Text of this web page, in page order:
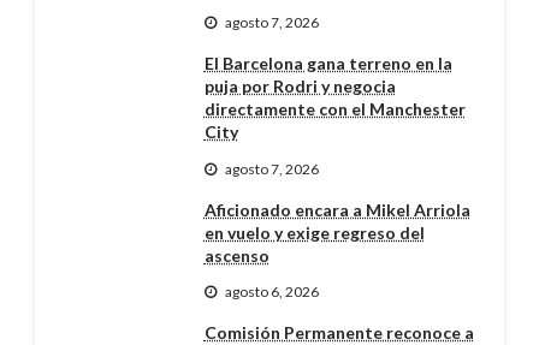
agosto 7, 2026
El Barcelona gana terreno en la
puja por Rodri y negocia
directamente con el Manchester
City
agosto 7, 2026
Aficionado encara a Mikel Arriola
en vuelo y exige regreso del
ascenso
agosto 6, 2026
Comisión Permanente reconoce a